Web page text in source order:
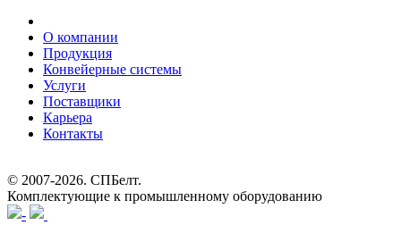
О компании
Продукция
Конвейерные системы
Услуги
Поставщики
Карьера
Контакты
© 2007-2026. СПБелт.
Комплектующие к промышленному оборудованию